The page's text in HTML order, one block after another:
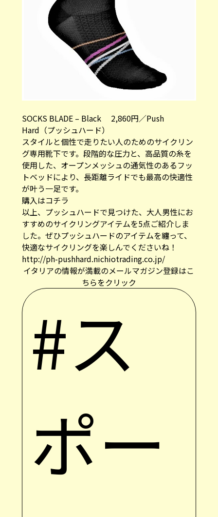
SOCKS BLADE – Black 2,860円／Push
Hard（プッシュハード）
スタイルと個性で走りたい人のためのサイクリン
グ専用靴下です。段階的な圧力と、高品質の糸を
使用した、オープンメッシュの通気性のあるフッ
トベッドにより、長距離ライドでも最高の快適性
が叶う一足です。
購入はコチラ
以上、プッシュハードで見つけた、大人男性にお
すすめのサイクリングアイテムを5点ご紹介しま
した。ぜひプッシュハードのアイテムを纏って、
快適なサイクリングを楽しんでくださいね！
http://ph-pushhard.nichiotrading.co.jp/
イタリアの情報が満載のメールマガジン登録はこ
ちらをクリック
#ス
ポー